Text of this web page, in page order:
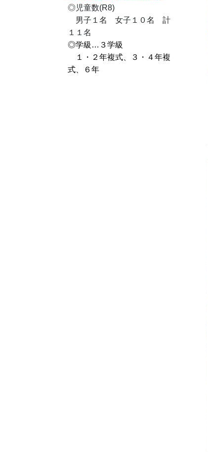
◎児童数(R8)
男子１名 女子１０名 計
１１名
◎学級…３学級
１・２年複式、３・４年複
式、６年